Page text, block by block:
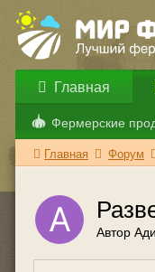
Главная
Фермерские
Главная Форум
Автор